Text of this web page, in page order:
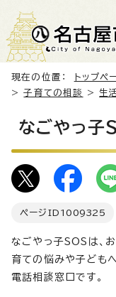
現在の位置： トップペ
>子育ての相談 >生
なごやっ子
ページID 1009325
なごやっ子SOSは、
育ての悩みや子ども
電話相談窓口です。